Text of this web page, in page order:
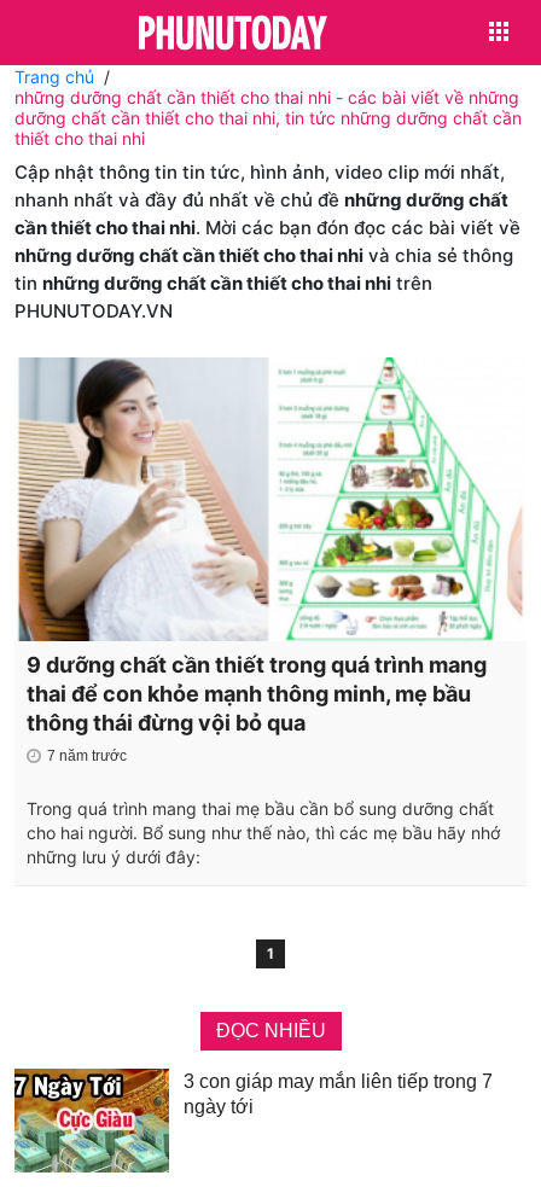
Trang chủ
những dưỡng chất cần thiết cho thai nhi - các bài viết về những
dưỡng chất cần thiết cho thai nhi, tin tức những dưỡng chất cần
thiết cho thai nhi
Cập nhật thông tin tin tức, hình ảnh, video clip mới nhất,
nhanh nhất và đầy đủ nhất về chủ đề những dưỡng chất
cần thiết cho thai nhi. Mời các bạn đón đọc các bài viết về
những dưỡng chất cần thiết cho thai nhi và chia sẻ thông
tin những dưỡng chất cần thiết cho thai nhi trên
PHUNUTODAY.VN
9 dưỡng chất cần thiết trong quá trình mang
thai để con khỏe mạnh thông minh, mẹ bầu
thông thái đừng vội bỏ qua
7 năm trước
Trong quá trình mang thai mẹ bầu cần bổ sung dưỡng chất
cho hai người. Bổ sung như thế nào, thì các mẹ bầu hãy nhớ
những lưu ý dưới đây:
1
ĐỌC NHIỀU
3 con giáp may mắn liên tiếp trong 7
ngày tới